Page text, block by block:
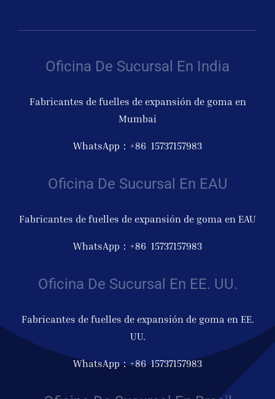
Oficina De Sucursal En India
Fabricantes de fuelles de expansión de goma en
Mumbai
WhatsApp：+86 15737157983
Oficina De Sucursal En EAU
Fabricantes de fuelles de expansión de goma en EAU
WhatsApp：+86 15737157983
Oficina De Sucursal En EE. UU.
Fabricantes de fuelles de expansión de goma en EE.
UU.
WhatsApp：+86 15737157983